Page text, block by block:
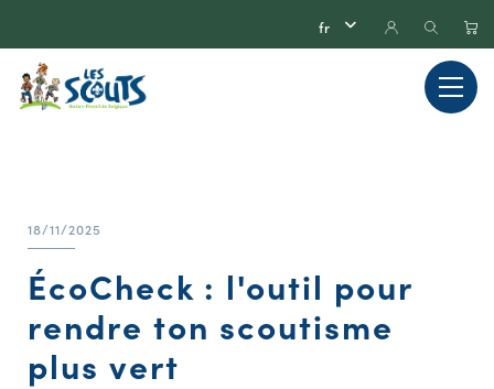
18/11/2025
ÉcoCheck : l'outil pour
rendre ton scoutisme
plus vert